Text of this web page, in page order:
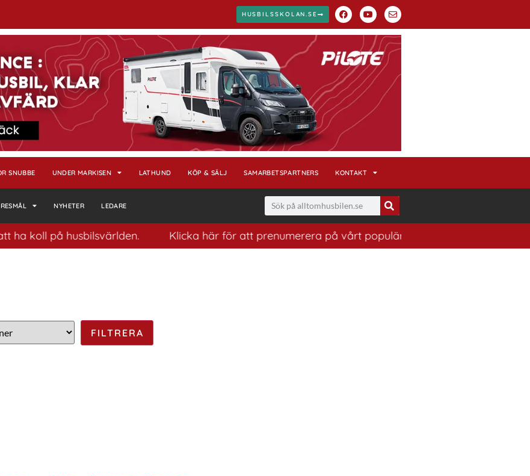
HUSBILSSKOLAN.SE
SNUBBE UNDER MARKISEN LATHUND KÖP & SÄLJ SAMARBETSPARTNERS KONTAKT
RESMÅL NYHETER LEDARE
på husbilsvärlden. Klicka här för att prenumerera på vårt populära nyhetsbrev. Ett bra sätt att